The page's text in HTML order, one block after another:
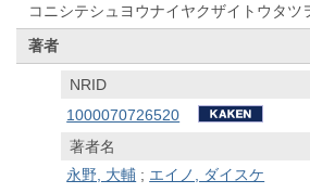
コニシテシュヨウナイヤクザイトウタツ
著者
NRID
1000070726520
著者名
永野, 大輔 ; エイノ, ダイスケ